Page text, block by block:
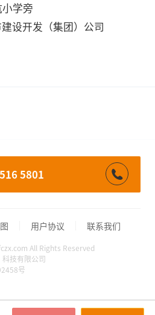
学旁
设开发（集团）公司
5801
用户协议 联系我们
All Rights Reserved
技有限公司
号